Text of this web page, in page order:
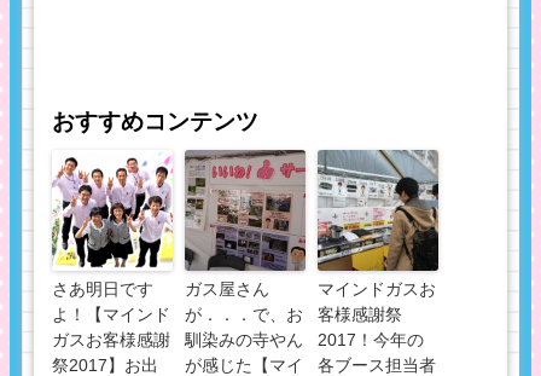
おすすめコンテンツ
さあ明日です
よ！【マインド
ガスお客様感謝
祭2017】お出
ガス屋さん
が．．．で、お
馴染みの寺やん
が感じた【マイ
マインドガスお
客様感謝祭
2017！今年の
各ブース担当者